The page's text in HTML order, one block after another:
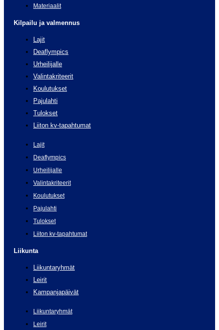
Materiaalit
Kilpailu ja valmennus
Lajit
Deaflympics
Urheilijalle
Valintakriteerit
Koulutukset
Pajulahti
Tulokset
Liiton kv-tapahtumat
Lajit
Deaflympics
Urheilijalle
Valintakriteerit
Koulutukset
Pajulahti
Tulokset
Liiton kv-tapahtumat
Liikunta
Liikuntaryhmät
Leirit
Kampanjapäivät
Liikuntaryhmät
Leirit